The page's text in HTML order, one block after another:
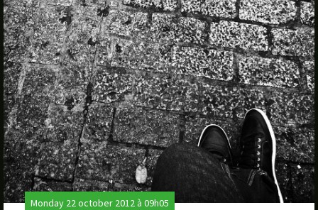
Monday 22 october 2012 à 09h05